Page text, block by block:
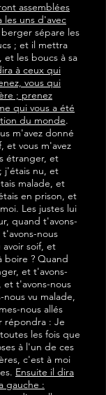
assemblées
les uns d'avec
sépare les
; et il mettra
et les boucs à sa
à ceux qui
vous qui
; prenez
qui vous a été
du monde.
m'avez donné
et vous m'avez
étranger, et
j'étais nu, et
malade, et
en prison, et
Les justes lui
quand t'avons-
t'avons-nous
soif, et
boire ? Quand
et t'avons-
et t'avons-nous
vu malade,
nous allés
répondra : Je
les fois que
à l'un de ces
c'est à moi
Ensuite il dira
gauche :